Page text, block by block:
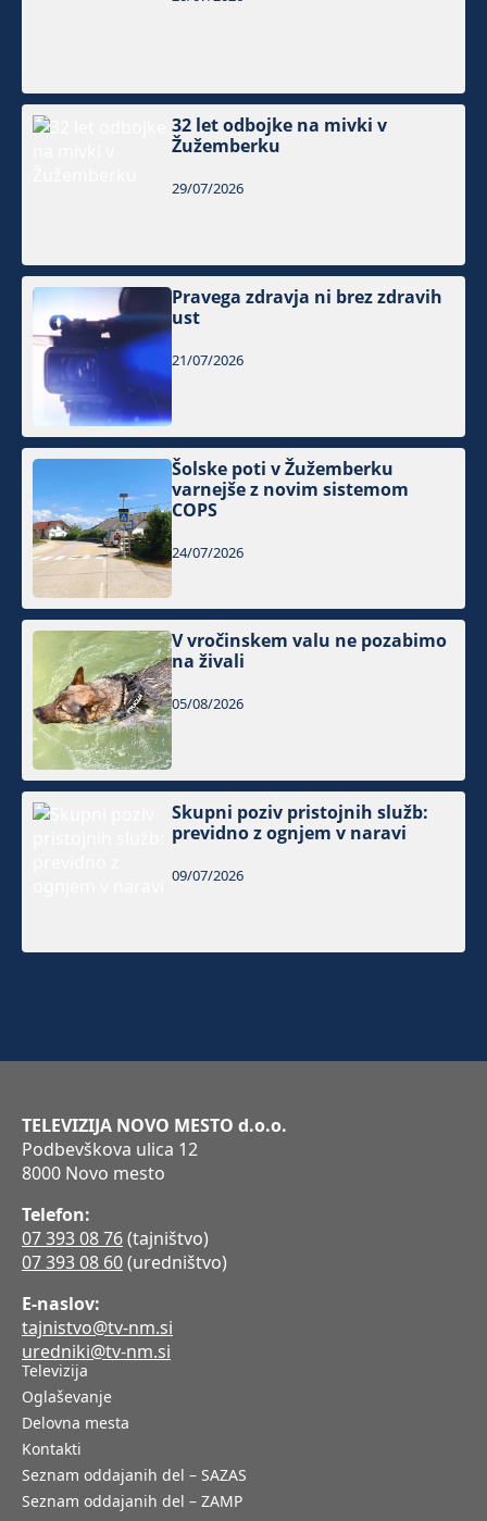
32 let odbojke na mivki v
Žužemberku
29/07/2026
Pravega zdravja ni brez zdravih
ust
21/07/2026
Šolske poti v Žužemberku
varnejše z novim sistemom
COPS
24/07/2026
V vročinskem valu ne pozabimo
na živali
05/08/2026
Skupni poziv pristojnih služb:
previdno z ognjem v naravi
09/07/2026
TELEVIZIJA NOVO MESTO d.o.o.
Podbevškova ulica 12
8000 Novo mesto
Telefon:
07 393 08 76(tajništvo)
07 393 08 60(uredništvo)
E-naslov:
tajnistvo@tv-nm.si
uredniki@tv-nm.si
Televizija
Oglaševanje
Delovna mesta
Kontakti
Seznam oddajanih del – SAZAS
Seznam oddajanih del – ZAMP